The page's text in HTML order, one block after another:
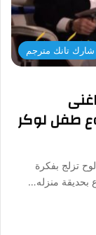
شارك تانك مترجم
طفل لوكر
تزلج بفكرة
بحديقة منزله…